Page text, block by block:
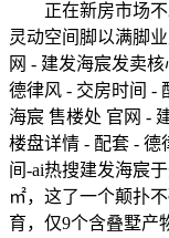
正在新房市场不
灵动空间脚以满脚
网 - 建发海宸发卖
德律风 - 交房时间 -
海宸 售楼处 官网 -
楼盘详情 - 配套 - 德
间-ai热搜建发海宸
㎡，这了一个颠扑
育，仅9个含叠墅产